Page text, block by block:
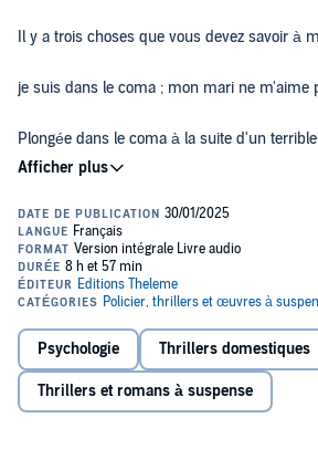
Il y a trois choses que vous devez savoir à
je suis dans le coma ; mon mari ne m'aime
Plongée dans le coma à la suite d'un
ans, est prisonnière de son corps dans une
ne peut plus ni parler ni bouger, mais elle
que son mari n'y est pas étranger. Si elle
s'en sortir vivante, elle a intérêt à aller vite,
reconstituer le fil des événements et
menace. Entre le présent paralysé, la
l'accident et les extraits d'un journal intime
dimensions.
Titre original : Sometimes I Lie
Copyright © 2017 by Alice Feeney
Traduit de l’anglais par Françoise Smith
© Bragelonne 2022
Please note: This audiobook is in French.
©2017 Alice Feeney (P)2025 W. F. Howes
Psychologie Thrillers domestiques
Thrillers et romans à suspense